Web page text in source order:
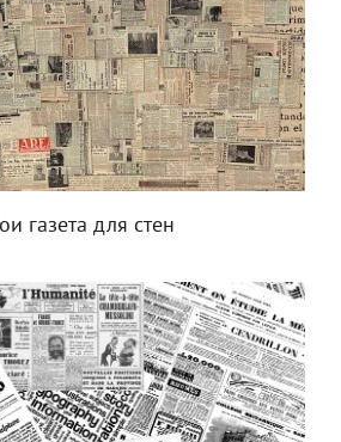
газета для стен